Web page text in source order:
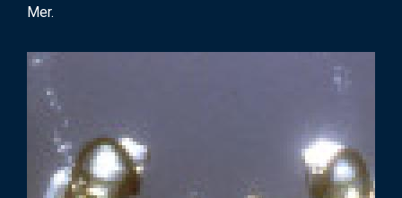
Mer.